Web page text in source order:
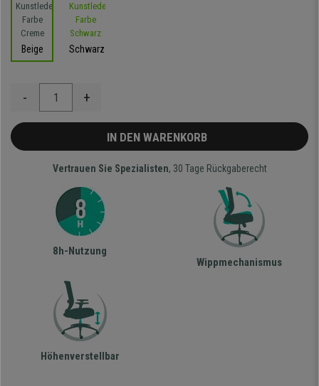
Beige Schwarz
- +
IN DEN WARENKORB
Vertrauen Sie Spezialisten, 30 Tage Rückgaberecht
8h-Nutzung
Wippmechanismus
Höhenverstellbar